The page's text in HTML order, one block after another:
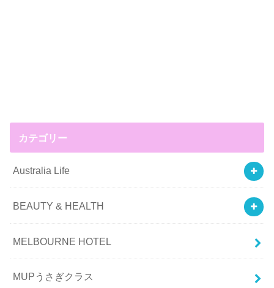
カテゴリー
Australia Life
BEAUTY & HEALTH
MELBOURNE HOTEL
MUPうさぎクラス